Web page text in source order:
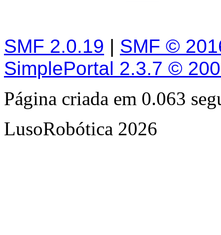
SMF 2.0.19 | SMF ©
SimplePortal 2.3.7 ©
Página criada em 0.063
LusoRobótica 2026